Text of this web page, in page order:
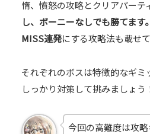
惰、憤怒の攻略とクリアパーテ
し、ボーニーなしでも勝てます。
MISS連発にする攻略法も載せて
それぞれのボスは特徴的なギミ
しっかり対策して挑みましょう
今回の高難度は攻